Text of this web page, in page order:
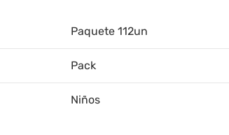
Paquete 112un
Pack
Niños